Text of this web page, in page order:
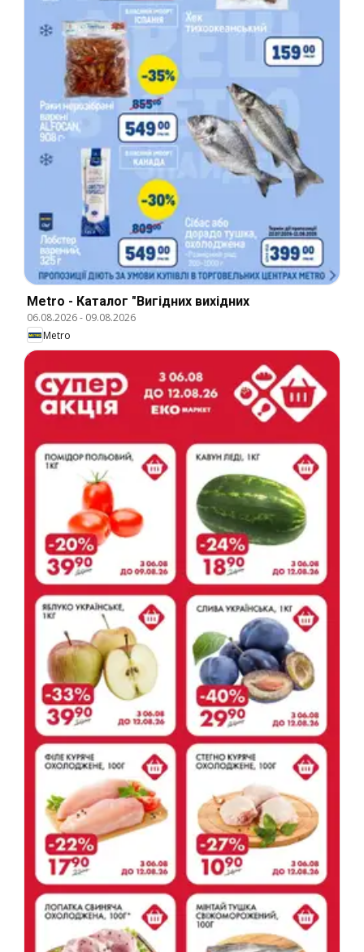
Metro - Каталог "Вигідних вихідних
06.08.2026- 09.08.2026
Metro